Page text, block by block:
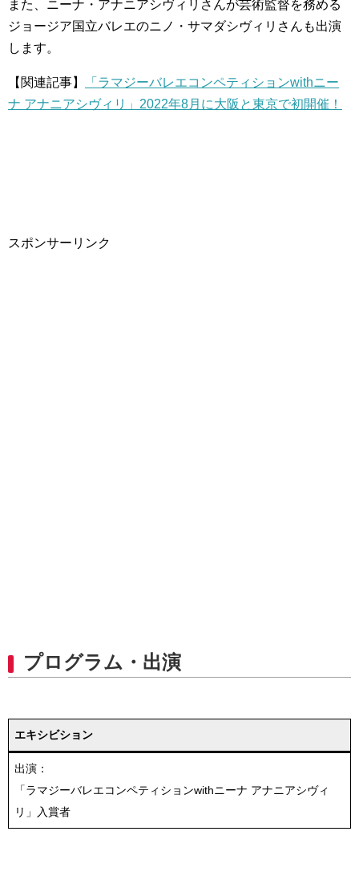
また、ニーナ・アナニアシヴィリさんが芸術監督を務める
ジョージア国立バレエのニノ・サマダシヴィリさんも出演
します。
【関連記事】
「ラマジーバレエコンペティションwithニー
ナ アナニアシヴィリ」2022年8月に大阪と東京で初開催！
スポンサーリンク
プログラム・出演
エキシビション
出演：
「ラマジーバレエコンペティションwithニーナ アナニアシヴィ
リ」入賞者